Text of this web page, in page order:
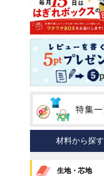
材料から探す
生地・芯地